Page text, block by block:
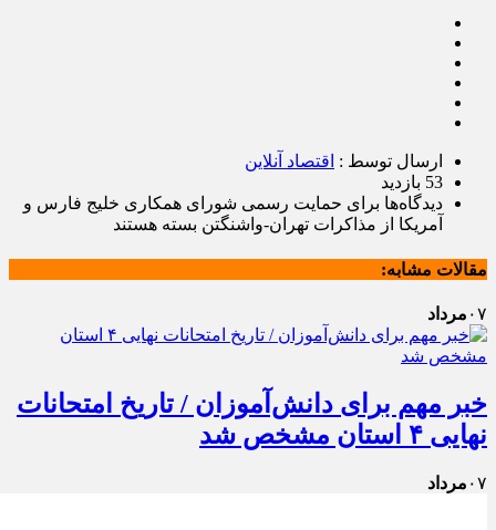
ارسال توسط : اقتصاد آنلاین
53 بازدید
دیدگاه‌ها برای حمایت رسمی شورای همکاری خلیج فارس و
آمریکا از مذاکرات تهران-واشنگتن بسته هستند
مقالات مشابه:
۰۷ مرداد
خبر مهم برای دانش‌آموزان / تاریخ امتحانات
نهایی ۴ استان مشخص شد
۰۷ مرداد